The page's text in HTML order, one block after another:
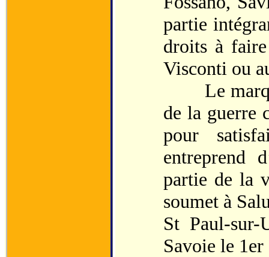
partie
droits à
Visconti ou
Le
de la guerre
pour
entreprend
partie de la
soumet à
St Paul-sur-
Savoie le